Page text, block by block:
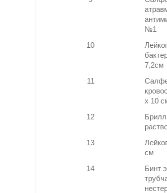
№1
10
7,2см
11
х 10
12
13
см
14
Бинт